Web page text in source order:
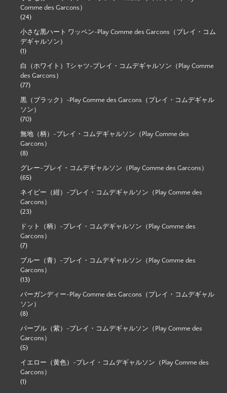
Comme des Garcons）
(24)
小さな黒ハート ワッペン-Play Comme des Garcons（プレイ・コム
デギャルソン）
(1)
白（ホワイト）Tシャツ-プレイ・コムデギャルソン（Play Comme
des Garcons）
(77)
黒（ブラック）-Play Comme des Garcons（プレイ・コムデギャル
ソン）
(70)
無地（柄）-プレイ・コムデギャルソン（Play Comme des
Garcons）
(8)
グレー-プレイ・コムデギャルソン（Play Comme des Garcons）
(65)
ネイビー（紺）-プレイ・コムデギャルソン（Play Comme des
Garcons）
(23)
ドット（柄）-プレイ・コムデギャルソン（Play Comme des
Garcons）
(7)
ブルー（青）-プレイ・コムデギャルソン（Play Comme des
Garcons）
(13)
バーガンディー-Play Comme des Garcons（プレイ・コムデギャル
ソン）
(8)
パープル（紫）-プレイ・コムデギャルソン（Play Comme des
Garcons）
(5)
イエロー（黄色）-プレイ・コムデギャルソン（Play Comme des
Garcons）
(1)